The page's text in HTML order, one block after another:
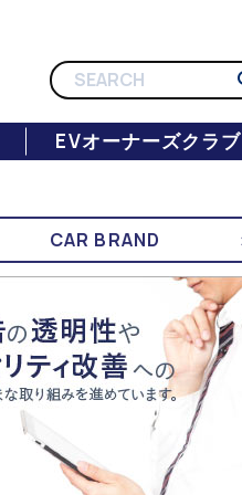
EVオーナーズクラブ
CAR BRAND